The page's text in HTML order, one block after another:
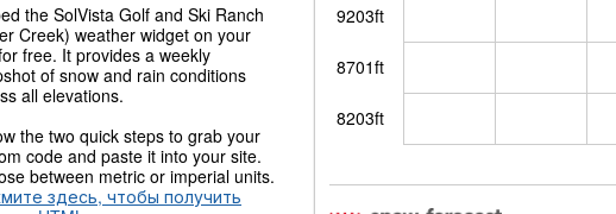
the SolVista Golf and Ski Ranch
Creek) weather widget on your
free. It provides a weekly
of snow and rain conditions
all elevations.
the two quick steps to grab your
code and paste it into your site.
between metric or imperial units.
здесь, чтобы получить